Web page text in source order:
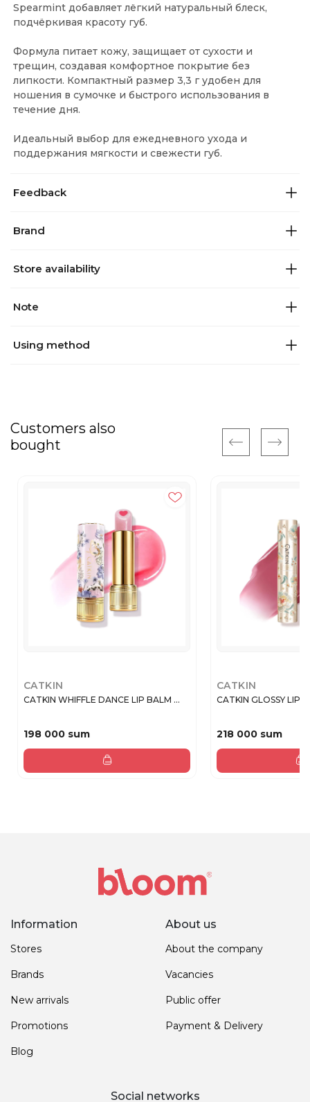
Spearmint добавляет лёгкий натуральный блеск,
подчёркивая красоту губ.
Формула питает кожу, защищает от сухости и
трещин, создавая комфортное покрытие без
липкости. Компактный размер 3,3 г удобен для
ношения в сумочке и быстрого использования в
течение дня.
Идеальный выбор для ежедневного ухода и
поддержания мягкости и свежести губ.
Feedback
Brand
Store availability
Note
Using method
Customers also
bought
CATKIN
CATKIN WHIFFLE DANCE LIP BALM ...
198 000 sum
CATKIN
CATKIN GLOSSY LIP
218 000 sum
Information
Stores
Brands
New arrivals
Promotions
Blog
About us
About the company
Vacancies
Public offer
Payment & Delivery
Social networks